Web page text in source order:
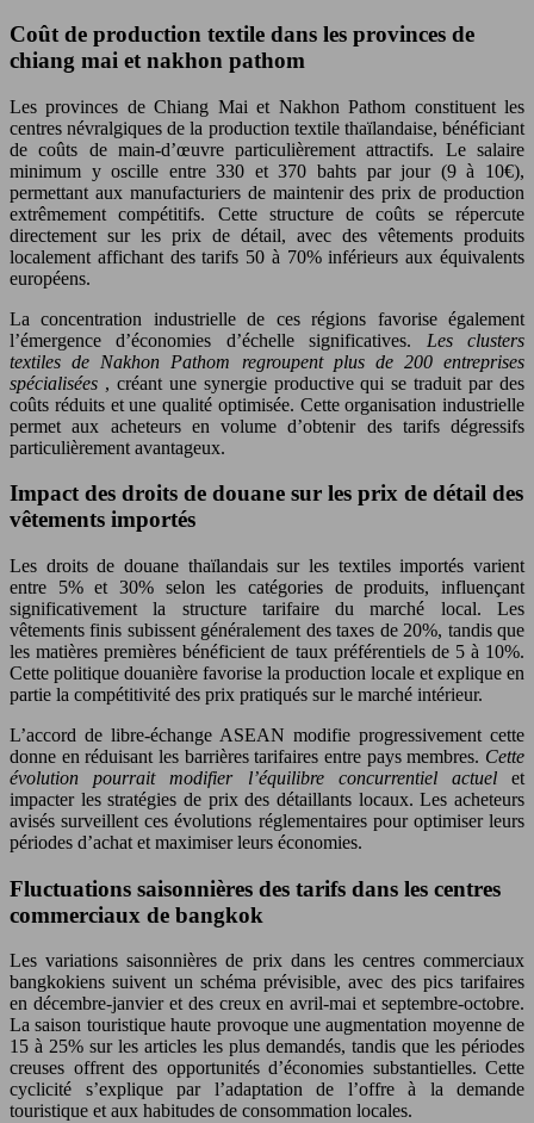
Coût de production textile dans les provinces de
chiang mai et nakhon pathom
Les provinces de Chiang Mai et Nakhon Pathom constituent les
centres névralgiques de la production textile thaïlandaise, bénéficiant
de coûts de main-d’œuvre particulièrement attractifs. Le salaire
minimum y oscille entre 330 et 370 bahts par jour (9 à 10€),
permettant aux manufacturiers de maintenir des prix de production
extrêmement compétitifs. Cette structure de coûts se répercute
directement sur les prix de détail, avec des vêtements produits
localement affichant des tarifs 50 à 70% inférieurs aux équivalents
européens.
La concentration industrielle de ces régions favorise également
l’émergence d’économies d’échelle significatives. Les clusters
textiles de Nakhon Pathom regroupent plus de 200 entreprises
spécialisées , créant une synergie productive qui se traduit par des
coûts réduits et une qualité optimisée. Cette organisation industrielle
permet aux acheteurs en volume d’obtenir des tarifs dégressifs
particulièrement avantageux.
Impact des droits de douane sur les prix de détail des
vêtements importés
Les droits de douane thaïlandais sur les textiles importés varient
entre 5% et 30% selon les catégories de produits, influençant
significativement la structure tarifaire du marché local. Les
vêtements finis subissent généralement des taxes de 20%, tandis que
les matières premières bénéficient de taux préférentiels de 5 à 10%.
Cette politique douanière favorise la production locale et explique en
partie la compétitivité des prix pratiqués sur le marché intérieur.
L’accord de libre-échange ASEAN modifie progressivement cette
donne en réduisant les barrières tarifaires entre pays membres. Cette
évolution pourrait modifier l’équilibre concurrentiel actuel et
impacter les stratégies de prix des détaillants locaux. Les acheteurs
avisés surveillent ces évolutions réglementaires pour optimiser leurs
périodes d’achat et maximiser leurs économies.
Fluctuations saisonnières des tarifs dans les centres
commerciaux de bangkok
Les variations saisonnières de prix dans les centres commerciaux
bangkokiens suivent un schéma prévisible, avec des pics tarifaires
en décembre-janvier et des creux en avril-mai et septembre-octobre.
La saison touristique haute provoque une augmentation moyenne de
15 à 25% sur les articles les plus demandés, tandis que les périodes
creuses offrent des opportunités d’économies substantielles. Cette
cyclicité s’explique par l’adaptation de l’offre à la demande
touristique et aux habitudes de consommation locales.